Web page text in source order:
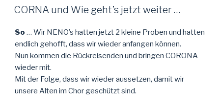
ON
CORNA und Wie geht’s jetzt weiter …
So … Wir NENO’s hatten jetzt 2 kleine Proben und hatten
endlich gehofft, dass wir wieder anfangen können.
Nun kommen die Rückreisenden und bringen CORONA
wieder mit.
Mit der Folge, dass wir wieder aussetzen, damit wir
unsere Alten im Chor geschützt sind.